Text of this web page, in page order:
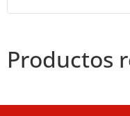
Productos